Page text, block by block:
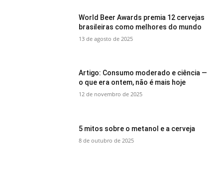
World Beer Awards premia 12 cervejas
brasileiras como melhores do mundo
13 de agosto de 2025
Artigo: Consumo moderado e ciência —
o que era ontem, não é mais hoje
12 de novembro de 2025
5 mitos sobre o metanol e a cerveja
8 de outubro de 2025